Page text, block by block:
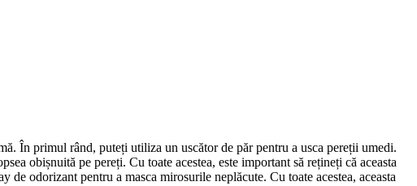
În primul rând, puteți utiliza un uscător de păr pentru a usca pereții umedi.
obișnuită pe pereți. Cu toate acestea, este important să rețineți că aceasta
odorizant pentru a masca mirosurile neplăcute. Cu toate acestea, aceasta